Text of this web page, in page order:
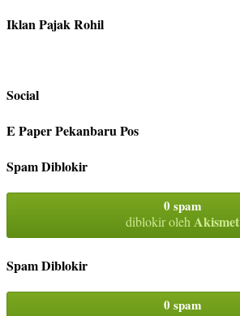
Iklan Pajak Rohil
Social
E Paper Pekanbaru Pos
Spam Diblokir
0 spam
diblokir olehAkismet
Spam Diblokir
0 spam